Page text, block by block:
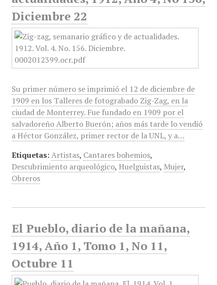
Diciembre 22
Su primer número se imprimió el 12 de diciembre de
1909 en los Talleres de fotograbado Zig-Zag, en la
ciudad de Monterrey. Fue fundado en 1909 por el
salvadoreño Alberto Buerón; años más tarde lo vendió
a Héctor González, primer rector de la UNL, y a…
Etiquetas: Artistas, Cantares bohemios,
Descubrimiento arqueológico, Huelguistas, Mujer,
Obreros
El Pueblo, diario de la mañana,
1914, Año 1, Tomo 1, No 11,
Octubre 11